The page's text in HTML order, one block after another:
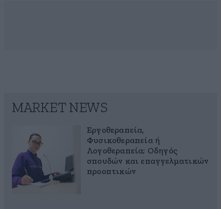
MARKET NEWS
Εργοθεραπεία,
Φυσικοθεραπεία ή
Λογοθεραπεία; Οδηγός
σπουδών και επαγγελματικών
προοπτικών